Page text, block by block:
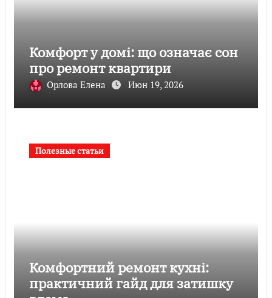
Комфорт у домі: що означає сон
про ремонт квартири
Орлова Елена Июн 19, 2026
Полезные статьи
Комфортний ремонт кухні:
практичний гайд для затишку